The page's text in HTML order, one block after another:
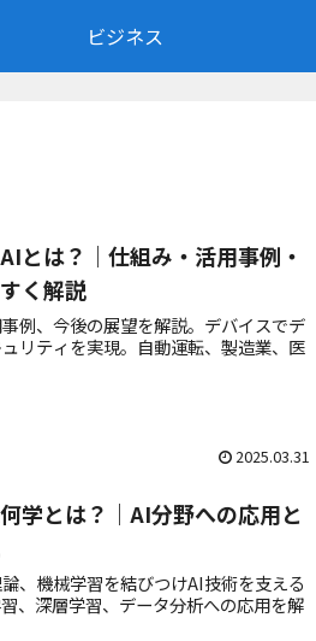
ビジネス
とは？｜仕組み・活用事例・
く解説
例、今後の展望を解説。デバイスでデ
リティを実現。自動運転、製造業、医
2025.03.31
学とは？｜AI分野への応用と
、機械学習を結びつけAI技術を支える
、深層学習、データ分析への応用を解